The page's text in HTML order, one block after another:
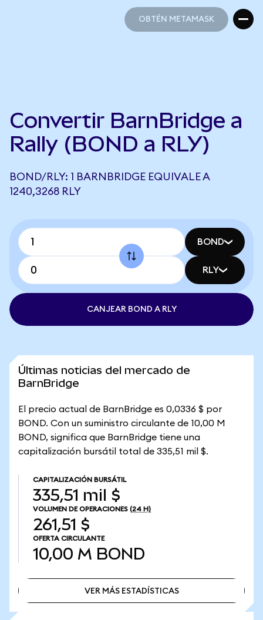
OBTÉN METAMASK
Convertir BarnBridge a
Rally (BOND a RLY)
BOND/RLY: 1 BARNBRIDGE EQUIVALE A
1240,3268 RLY
BOND
RLY
CANJEAR BOND A RLY
Últimas noticias del mercado de
BarnBridge
El precio actual de BarnBridge es 0,0336 $ por
BOND. Con un suministro circulante de 10,00 M
BOND, significa que BarnBridge tiene una
capitalización bursátil total de 335,51 mil $.
CAPITALIZACIÓN BURSÁTIL
335,51 mil $
VOLUMEN DE OPERACIONES (24 H)
261,51 $
OFERTA CIRCULANTE
10,00 M BOND
VER MÁS ESTADÍSTICAS